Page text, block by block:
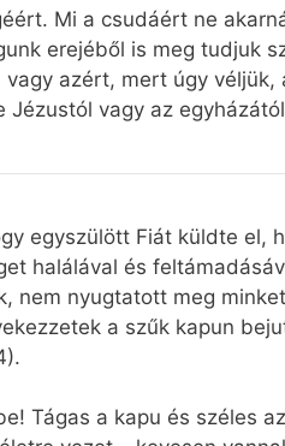
Mi a csudáért ne
erejéből is meg tudjuk
azért, mert úgy véljük,
Jézustól vagy az
egyszülött Fiát küldte el,
halálával és
nem nyugtatott meg
a szűk kapun
Tágas a kapu és széles